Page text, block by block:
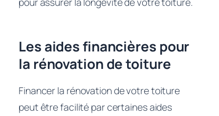
Les aides financières pour
la rénovation de toiture
Financer la rénovation de votre toiture
peut être facilité par certaines aides